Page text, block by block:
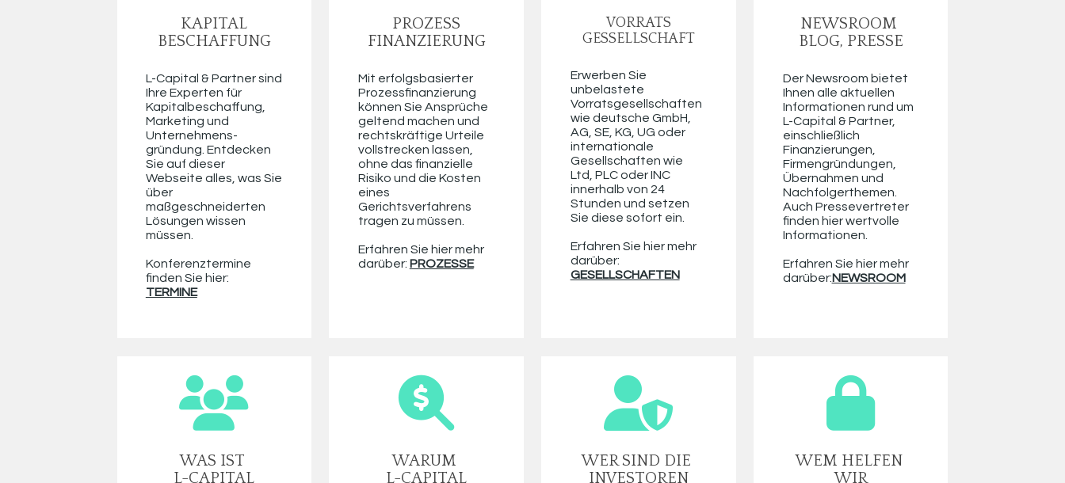
BESCHAFFUNG
L-Capital & Partner sind
Ihre Experten für
Kapitalbeschaffung,
Marketing und
Unternehmens-
gründung. Entdecken
Sie auf dieser
Webseite alles, was Sie
über
maßgeschneiderten
Lösungen wissen
müssen.
Konferenztermine
finden Sie hier:
TERMINE
PROZESS
FINANZIERUNG
Mit erfolgsbasierter
Prozessfinanzierung
können Sie Ansprüche
geltend machen und
rechtskräftige Urteile
vollstrecken lassen,
ohne das finanzielle
Risiko und die Kosten
eines
Gerichtsverfahrens
tragen zu müssen.
Erfahren Sie hier mehr
darüber: PROZESSE
VORRATS
GESSELLSCHAFT
Erwerben Sie
unbelastete
Vorratsgesellschaften
wie deutsche GmbH,
AG, SE, KG, UG oder
internationale
Gesellschaften wie
Ltd, PLC oder INC
innerhalb von 24
Stunden und setzen
Sie diese sofort ein.
Erfahren Sie hier mehr
darüber:
GESELLSCHAFTEN
NEWSROOM
BLOG, PRESSE
Der Newsroom bietet
Ihnen alle aktuellen
Informationen rund um
L-Capital & Partner,
einschließlich
Finanzierungen,
Firmengründungen,
Übernahmen und
Nachfolgerthemen.
Auch Pressevertreter
finden hier wertvolle
Informationen.
Erfahren Sie hier mehr
darüber:NEWSROOM
WAS IST
L-CAPITAL
WARUM
L-CAPITAL
WER SIND DIE
INVESTOREN
WEM HELFEN
WIR